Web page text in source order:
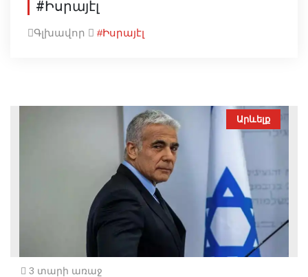
#Իսրայէլ
Գլխավոր #Իսրայէլ
Արևելք
3 տարի առաջ